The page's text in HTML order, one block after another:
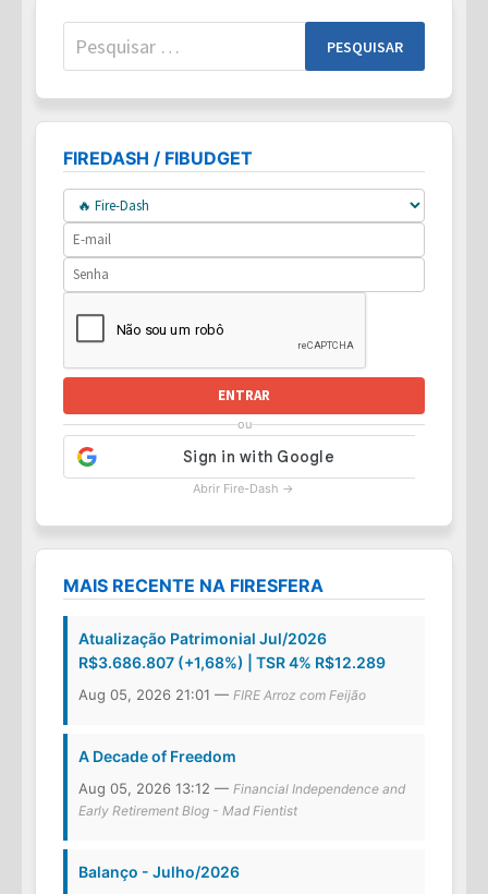
Pesquisar
por:
FIREDASH / FIBUDGET
ENTRAR
ou
Abrir Fire-Dash →
MAIS RECENTE NA FIRESFERA
Atualização Patrimonial Jul/2026
R$3.686.807 (+1,68%) | TSR 4% R$12.289
Aug 05, 2026 21:01 — FIRE Arroz com Feijão
A Decade of Freedom
Aug 05, 2026 13:12 — Financial Independence and
Early Retirement Blog - Mad Fientist
Balanço - Julho/2026